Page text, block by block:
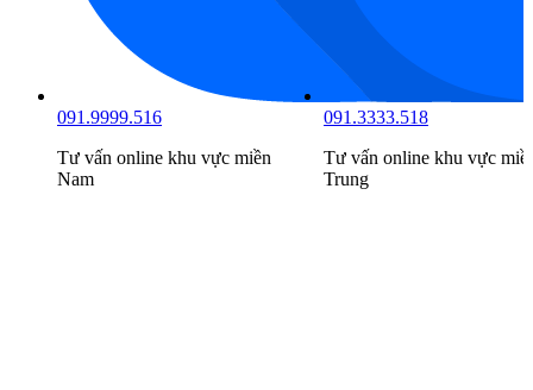
091.9999.516
Tư vấn online khu vực miền
Nam
091.3333.518
Tư vấn online khu vực
Trung